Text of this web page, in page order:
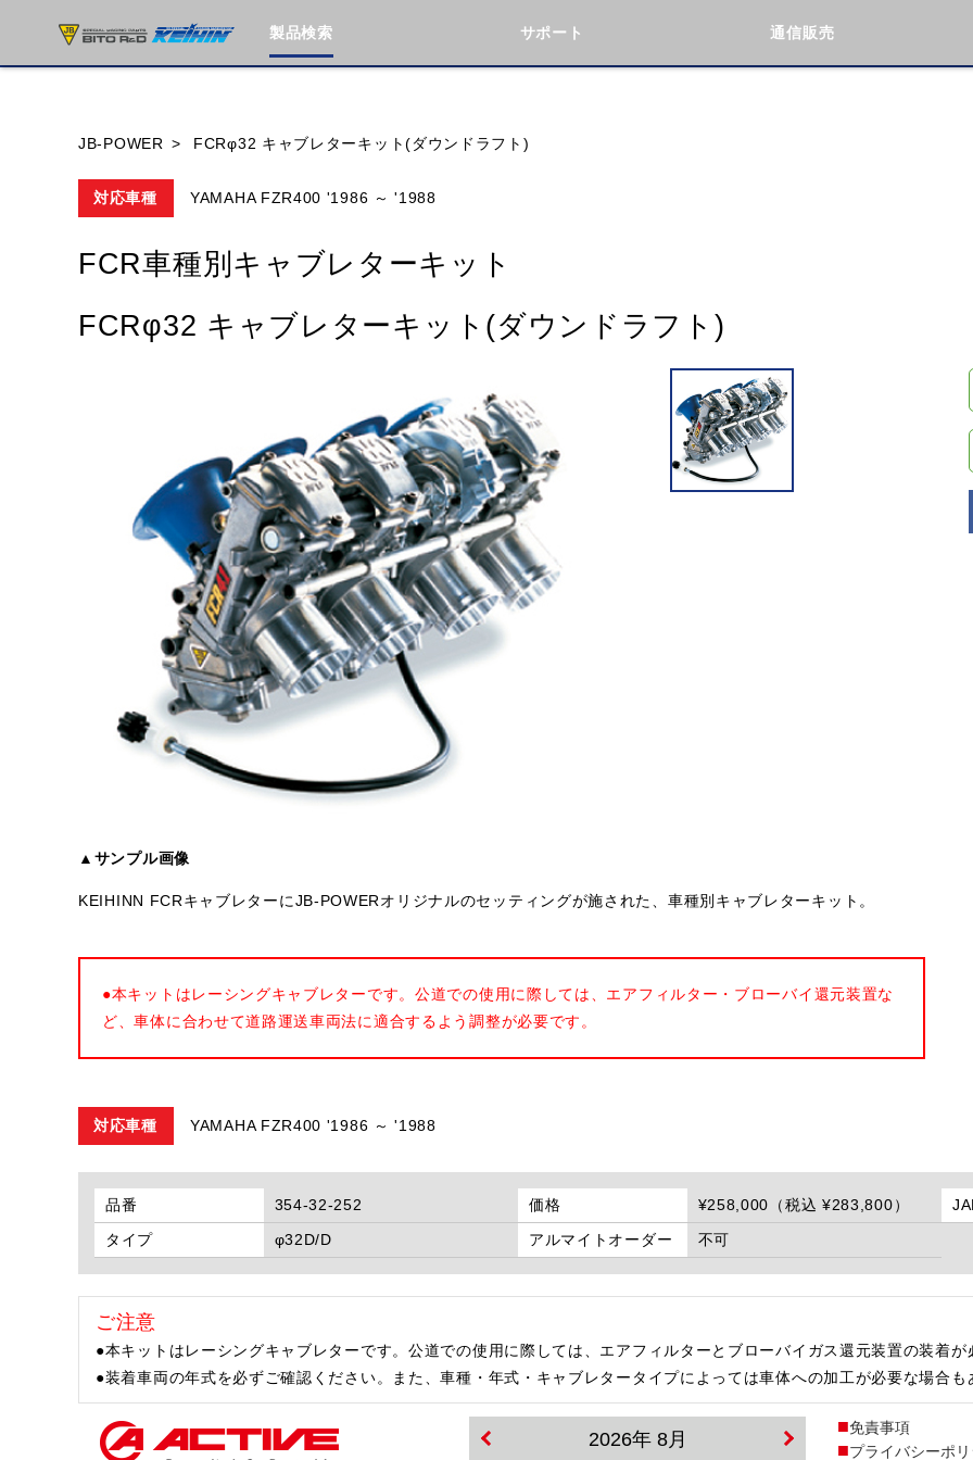
製品検索 サポート 通信販売
閉じる
JB-POWER FCRφ32 キャブレターキット(ダウンドラフト)
対応車種 YAMAHA FZR400 '1986 ～ '1988
FCR車種別キャブレターキット
FCRφ32 キャブレターキット(ダウンドラフト)
▲サンプル画像
KEIHINN FCRキャブレターにJB-POWERオリジナルのセッティングが施された、車種別キャブレターキット。
●本キットはレーシングキャブレターです。公道での使用に際しては、エアフィルター・ブローバイ還元装置な
ど、車体に合わせて道路運送車両法に適合するよう調整が必要です。
対応車種 YAMAHA FZR400 '1986 ～ '1988
品番 354-32-252 価格 ¥258,000（税込 ¥283,800）
タイプ
φ32D/D アルマイトオーダー 不可
ご注意
●本キットはレーシングキャブレターです。公道での使用に際しては、エアフィルターとブローバイガス還元装置の装着が
●装着車両の年式を必ずご確認ください。また、車種・年式・キャブレタータイプによっては車体への加工が必要な場合
2026年 8月
免責事項
プライバシーポ